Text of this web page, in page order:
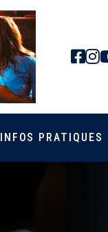
INFOS PRATIQUES